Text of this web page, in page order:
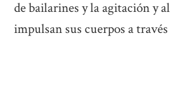
de bailarines y la agitación y
impulsan sus cuerpos a